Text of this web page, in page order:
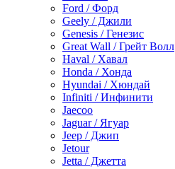
Ford / Форд
Geely / Джили
Genesis / Генезис
Great Wall / Грейт Волл
Haval / Хавал
Honda / Хонда
Hyundai / Хюндай
Infiniti / Инфинити
Jaecoo
Jaguar / Ягуар
Jeep / Джип
Jetour
Jetta / Джетта